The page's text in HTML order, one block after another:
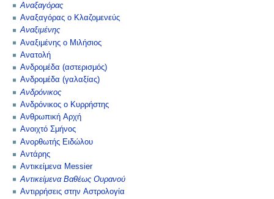
Αναξαγόρας
Αναξαγόρας ο Κλαζομενεύς
Αναξιμένης
Αναξιμένης ο Μιλήσιος
Ανατολή
Ανδρομέδα (αστερισμός)
Ανδρομέδα (γαλαξίας)
Ανδρόνικος
Ανδρόνικος ο Κυρρήστης
Ανθρωπική Αρχή
Ανοιχτό Σμήνος
Ανορθωτής Ειδώλου
Αντάρης
Αντικείμενα Messier
Αντικείμενα Βαθέως Ουρανού
Αντιρρήσεις στην Αστρολογία